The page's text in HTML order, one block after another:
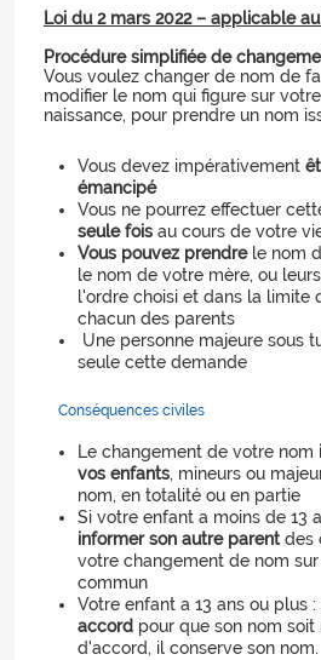
Loi du 2 mars 2022 – applicable
Procédure simplifiée de
Vous voulez changer de nom de
modifier le nom qui figure sur
naissance, pour prendre un nom
Vous devez impérativement
émancipé
Vous ne pourrez effectuer
seule fois au cours de votre
Vous pouvez prendrele nom
le nom de votre mère, ou
l'ordre choisi et dans la limite
chacun des parents
Une personne majeure sous
seule cette demande
Conséquences civiles
Le changement de votre nom
vos enfants, mineurs ou
nom, en totalité ou en partie
Si votre enfant a moins de 13
informer son autre parentdes
votre changement de nom
commun
Votre enfant a 13 ans ou plus
accord pour que son nom soit
d'accord, il conserve son nom.